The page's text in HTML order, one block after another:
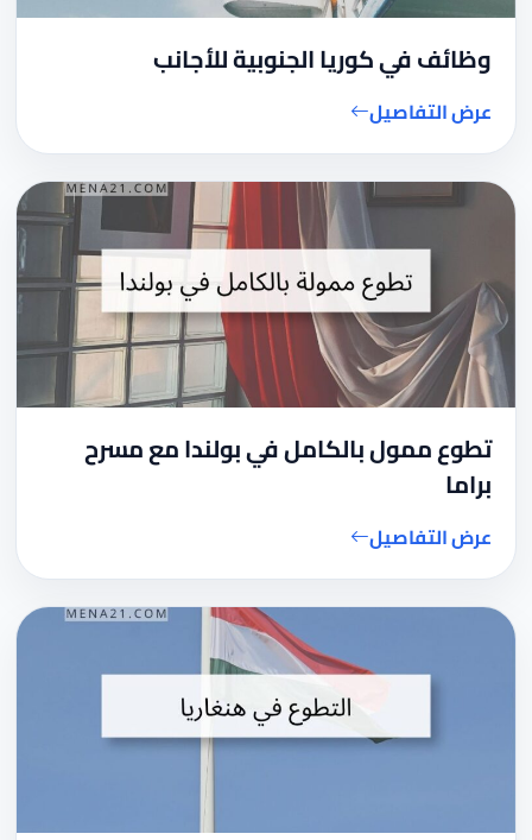
وظائف في كوريا الجنوبية للأجانب
عرض التفاصيل
تطوع ممول بالكامل في بولندا مع مسرح
براما
عرض التفاصيل